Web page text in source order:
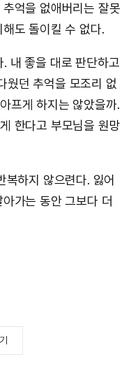
억을 없애버리는 잘못
도 돌이킬 수 없다.
내 좋을 대로 판단하고
웠던 추억을 모조리 없
프게 하지는 않았을까.
한다고 부모님을 원망
하지 않으련다. 잃어
가는 동안 그보다 더
톡